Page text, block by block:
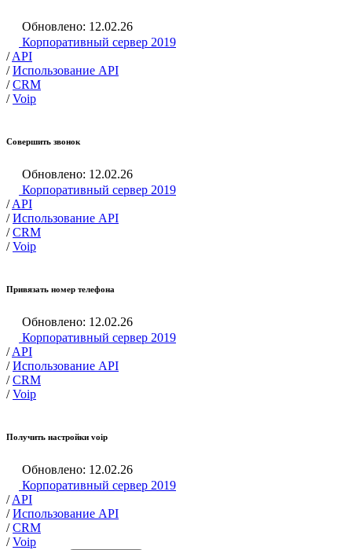
Обновлено: 12.02.26
Корпоративный сервер 2019
/API
/ Использование API
/ CRM
/ Voip
Совершить звонок
Обновлено: 12.02.26
Корпоративный сервер 2019
/ API
/ Использование API
/ CRM
/ Voip
Привязать номер телефона
Обновлено: 12.02.26
Корпоративный сервер 2019
/ API
/ Использование API
/ CRM
/ Voip
Получить настройки voip
Обновлено: 12.02.26
Корпоративный сервер 2019
/ API
/ Использование API
/ CRM
/ Voip